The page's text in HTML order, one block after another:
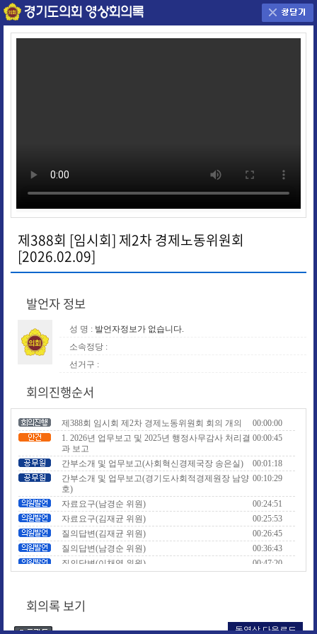
제388회 [임시회] 제2차 경제노동위원회
[2026.02.09]
발언자 정보
성 명 : 발언자정보가 없습니다.
소속정당 :
선거구 :
회의진행순서
제388회 임시회 제2차 경제노동위원회 회의 개의
00:00:00
1. 2026년 업무보고 및 2025년 행정사무감사 처리결
과 보고
00:00:45
간부소개 및 업무보고(사회혁신경제국장 송은실)
00:01:18
간부소개 및 업무보고(경기도사회적경제원장 남양
호)
00:10:29
자료요구(남경순 위원)
00:24:51
자료요구(김재균 위원)
00:25:53
질의답변(김재균 위원)
00:26:45
질의답변(남경순 위원)
00:36:43
질의답변(이채영 위원)
00:47:20
질의답변(남경순 위원)
01:20:15
회의록 보기
동영상 다운로드